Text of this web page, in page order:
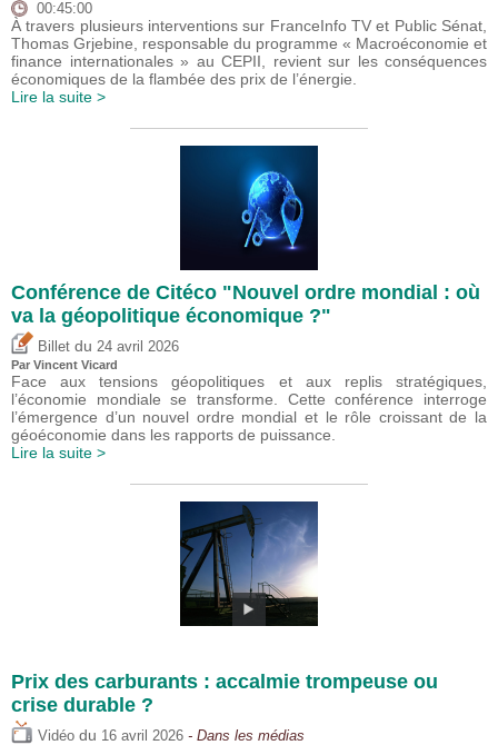
00:45:00
À travers plusieurs interventions sur FranceInfo TV et Public Sénat,
Thomas Grjebine, responsable du programme « Macroéconomie et
finance internationales » au CEPII, revient sur les conséquences
économiques de la flambée des prix de l’énergie.
Lire la suite >
Conférence de Citéco "Nouvel ordre mondial : où
va la géopolitique économique ?"
Billet du 24 avril 2026
Par Vincent Vicard
Face aux tensions géopolitiques et aux replis stratégiques,
l’économie mondiale se transforme. Cette conférence interroge
l’émergence d’un nouvel ordre mondial et le rôle croissant de la
géoéconomie dans les rapports de puissance.
Lire la suite >
Prix des carburants : accalmie trompeuse ou
crise durable ?
Vidéo du 16 avril 2026 - Dans les médias